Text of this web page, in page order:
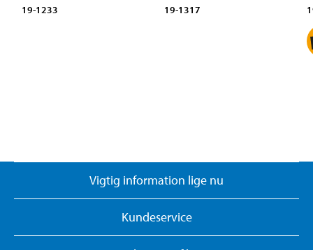
19-1233 19-1317
Vigtig information lige nu
Kundeservice